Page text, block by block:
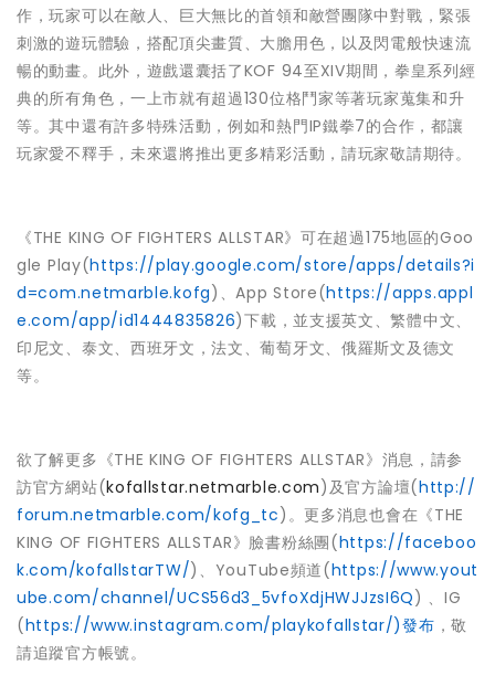
作，玩家可以在敵人、巨大無比的首領和敵營團隊中對戰，緊張
刺激的遊玩體驗，搭配頂尖畫質、大膽用色，以及閃電般快速流
暢的動畫。此外，遊戲還囊括了KOF 94至XIV期間，拳皇系列經
典的所有角色，一上市就有超過130位格鬥家等著玩家蒐集和升
等。其中還有許多特殊活動，例如和熱門IP鐵拳7的合作，都讓
玩家愛不釋手，未來還將推出更多精彩活動，請玩家敬請期待。
《THE KING OF FIGHTERS ALLSTAR》可在超過175地區的Goo
gle Play(https://play.google.com/store/apps/details?i
d=com.netmarble.kofg)、App Store(https://apps.appl
e.com/app/id1444835826)下載，並支援英文、繁體中文、
印尼文、泰文、西班牙文，法文、葡萄牙文、俄羅斯文及德文
等。
欲了解更多《THE KING OF FIGHTERS ALLSTAR》消息，請参
訪官方網站(kofallstar.netmarble.com)及官方論壇(http://
forum.netmarble.com/kofg_tc)。更多消息也會在《THE
KING OF FIGHTERS ALLSTAR》臉書粉絲團(https://faceboo
k.com/kofallstarTW/)、YouTube頻道(https://www.yout
ube.com/channel/UCS56d3_5vfoXdjHWJJzsI6Q) 、IG
(https://www.instagram.com/playkofallstar/)發布 ，敬
請追蹤官方帳號。